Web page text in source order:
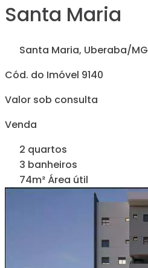
Santa Maria
Santa Maria, Uberaba/MG
Cód. do Imóvel 9140
Valor sob consulta
Venda
2 quartos
3 banheiros
74m² Área útil